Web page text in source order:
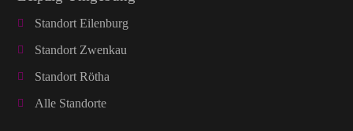
Standort Eilenburg
Standort Zwenkau
Standort Rötha
Alle Standorte